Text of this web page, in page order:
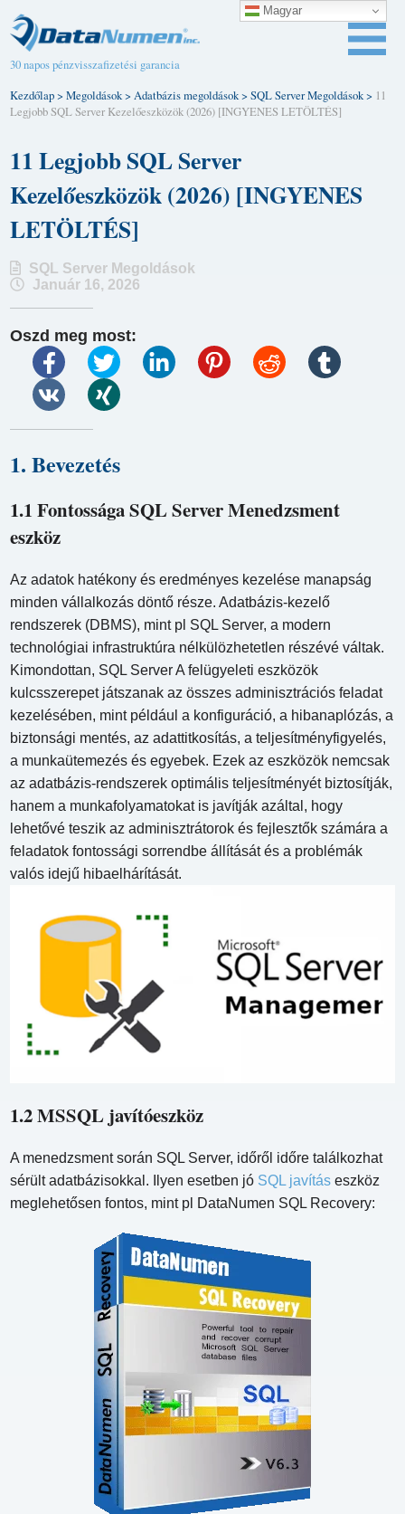
30 napos pénzvisszafizetési garancia
Kezdőlap>Megoldások>Adatbázis megoldások>SQL Server Megoldások> 11
Legjobb SQL Server Kezelőeszközök (2026) [INGYENES LETÖLTÉS]
11 Legjobb SQL Server
Kezelőeszközök (2026) [INGYENES
LETÖLTÉS]
SQL Server Megoldások
Január 16, 2026
Oszd meg most:
1. Bevezetés
1.1 Fontossága SQL Server Menedzsment
eszköz
Az adatok hatékony és eredményes kezelése manapság
minden vállalkozás döntő része. Adatbázis-kezelő
rendszerek (DBMS), mint pl SQL Server, a modern
technológiai infrastruktúra nélkülözhetetlen részévé váltak.
Kimondottan, SQL Server A felügyeleti eszközök
kulcsszerepet játszanak az összes adminisztrációs feladat
kezelésében, mint például a konfiguráció, a hibanaplózás, a
biztonsági mentés, az adattitkosítás, a teljesítményfigyelés,
a munkaütemezés és egyebek. Ezek az eszközök nemcsak
az adatbázis-rendszerek optimális teljesítményét biztosítják,
hanem a munkafolyamatokat is javítják azáltal, hogy
lehetővé teszik az adminisztrátorok és fejlesztők számára a
feladatok fontossági sorrendbe állítását és a problémák
valós idejű hibaelhárítását.
1.2 MSSQL javítóeszköz
A menedzsment során SQL Server, időről időre találkozhat
sérült adatbázisokkal. Ilyen esetben jó SQL javítás eszköz
meglehetősen fontos, mint pl DataNumen SQL Recovery:
Magyar